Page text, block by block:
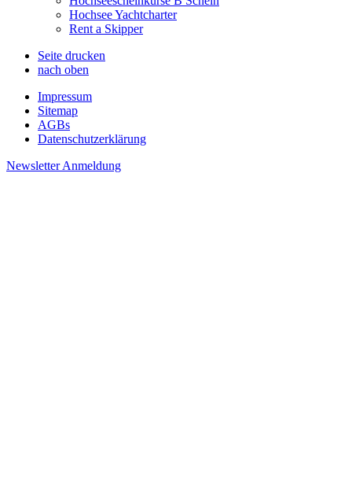
Hochsee Yachtcharter
Rent a Skipper
Seite drucken
nach oben
Impressum
Sitemap
AGBs
Datenschutzerklärung
Newsletter Anmeldung